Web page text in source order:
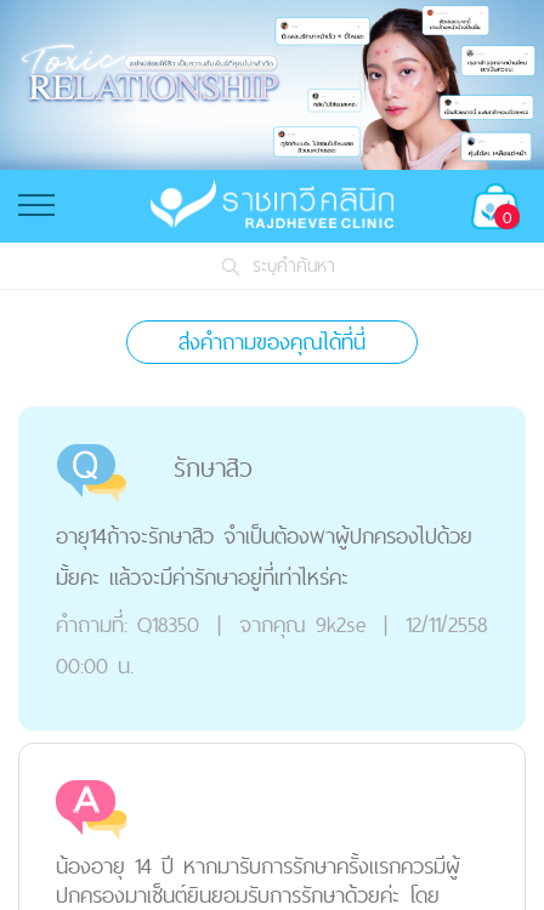
0
ระบุคำค้นหา
ส่งคำถามของคุณได้ที่นี่
รักษาสิว
อายุ14ถ้าจะรักษาสิว จำเป็นต้องพาผู้ปกครองไปด้วย
มั้ยคะ แล้วจะมีค่ารักษาอยู่ที่เท่าไหร่คะ
คำถามที่: Q18350 | จากคุณ 9k2se | 12/11/2558
00:00 น.
น้องอายุ 14 ปี หากมารับการรักษาครั้งแรกควรมีผู้
ปกครองมาเซ็นต์ยินยอมรับการรักษาด้วยค่ะ โดย